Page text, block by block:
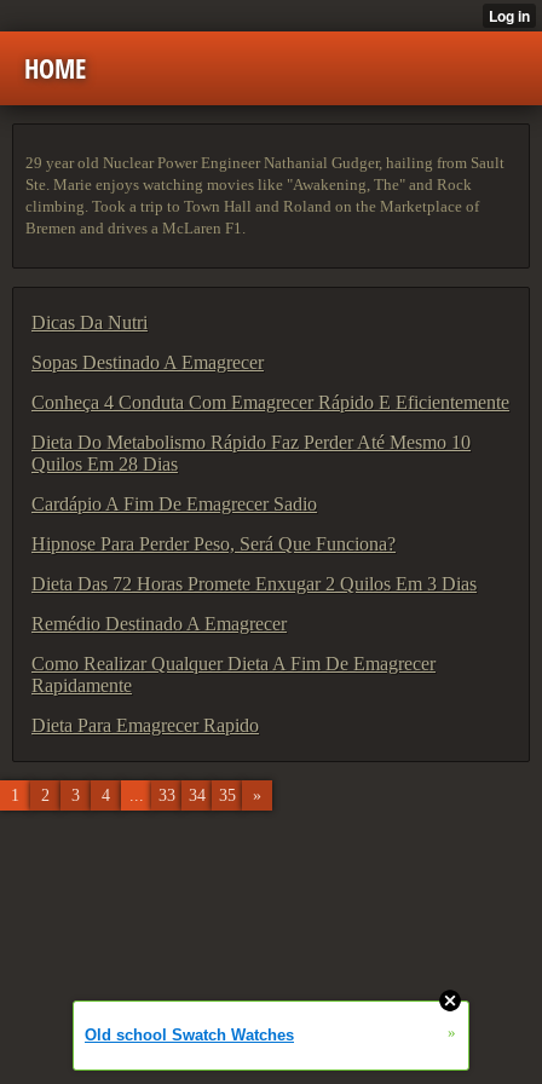
HOME
29 year old Nuclear Power Engineer Nathanial Gudger, hailing from Sault
Ste. Marie enjoys watching movies like "Awakening, The" and Rock
climbing. Took a trip to Town Hall and Roland on the Marketplace of
Bremen and drives a McLaren F1.
Dicas Da Nutri
Sopas Destinado A Emagrecer
Conheça 4 Conduta Com Emagrecer Rápido E Eficientemente
Dieta Do Metabolismo Rápido Faz Perder Até Mesmo 10
Quilos Em 28 Dias
Cardápio A Fim De Emagrecer Sadio
Hipnose Para Perder Peso, Será Que Funciona?
Dieta Das 72 Horas Promete Enxugar 2 Quilos Em 3 Dias
Remédio Destinado A Emagrecer
Como Realizar Qualquer Dieta A Fim De Emagrecer
Rapidamente
Dieta Para Emagrecer Rapido
1 2 3 4 ... 33 34 35 »
Old school Swatch Watches »